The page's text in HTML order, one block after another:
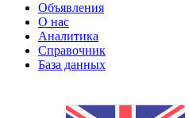
Объявления
О нас
Аналитика
Справочник
База данных